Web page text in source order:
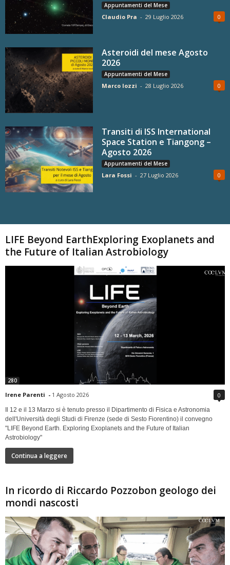
Appuntamenti del Mese
Claudio Pra - 29 Luglio 2026 0
Asteroidi del mese Agosto
2026
Appuntamenti del Mese
Marco Iozzi - 28 Luglio 2026 0
Transiti di ISS International
Space Station e Tiangong –
Agosto 2026
Appuntamenti del Mese
Lara Fossi - 27 Luglio 2026 0
LIFE Beyond EarthExploring Exoplanets and
the Future of Italian Astrobiology
280
Irene Parenti - 1 Agosto 2026 0
Il 12 e il 13 Marzo si è tenuto presso il Dipartimento di Fisica e Astronomia
dell'Università degli Studi di Firenze (sede di Sesto Fiorentino) il convegno
"LIFE Beyond Earth. Exploring Exoplanets and the Future of Italian
Astrobiology"
Continua a leggere
In ricordo di Riccardo Pozzobon geologo dei
mondi nascosti